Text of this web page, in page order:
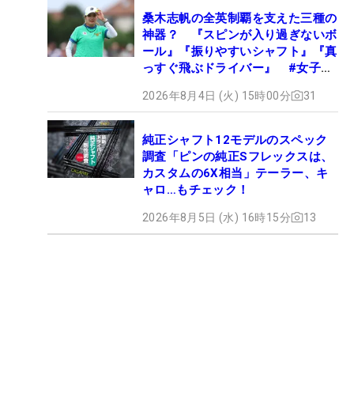
桑木志帆の全英制覇を支えた三種の
神器？ 『スピンが入り過ぎないボ
ール』『振りやすいシャフト』『真
っすぐ飛ぶドライバー』 #女子プ
2026年8月4日 (火) 15時00分 31
純正シャフト12モデルのスペック
調査「ピンの純正Sフレックスは、
カスタムの6X相当」テーラー、キ
ャロ…もチェック！
2026年8月5日 (水) 16時15分 13